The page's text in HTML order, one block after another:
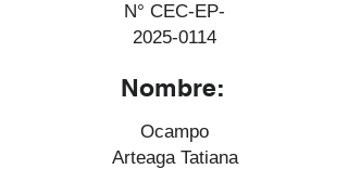
N° CEC-EP-
2025-0114
Nombre:
Ocampo
Arteaga Tatiana